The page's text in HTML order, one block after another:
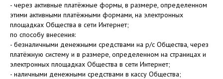
- через активные платёжные формы, в размере, определенном
этими активными платёжными формами, на электронных
площадках Общества в сети Интернет;
по способу внесения:
- безналичными денежными средствами на р/с Общества, через
платёжную систему и в размере, определенном на страницах и
электронных площадках Общества в сети Интернет;
- наличными денежными средствами в кассу Общества;